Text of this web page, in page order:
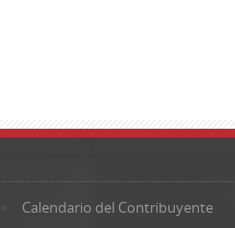
Calendario del Contribuyente